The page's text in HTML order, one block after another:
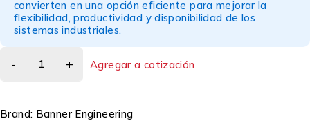
convierten en una opción eficiente para mejorar la
flexibilidad, productividad y disponibilidad de los
sistemas industriales.
Agregar a cotización
Brand: Banner Engineering